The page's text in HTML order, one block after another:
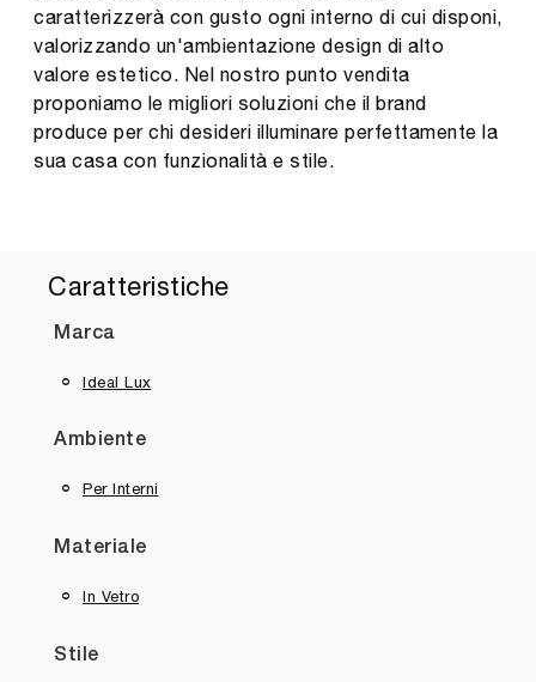
caratterizzerà con gusto ogni interno di cui disponi,
valorizzando un'ambientazione design di alto
valore estetico. Nel nostro punto vendita
proponiamo le migliori soluzioni che il brand
produce per chi desideri illuminare perfettamente la
sua casa con funzionalità e stile.
Caratteristiche
Marca
Ideal Lux
Ambiente
Per Interni
Materiale
In Vetro
Stile